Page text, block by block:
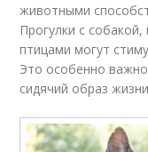
животными
Прогулки с
птицами могут
Это особенно
сидячий образ